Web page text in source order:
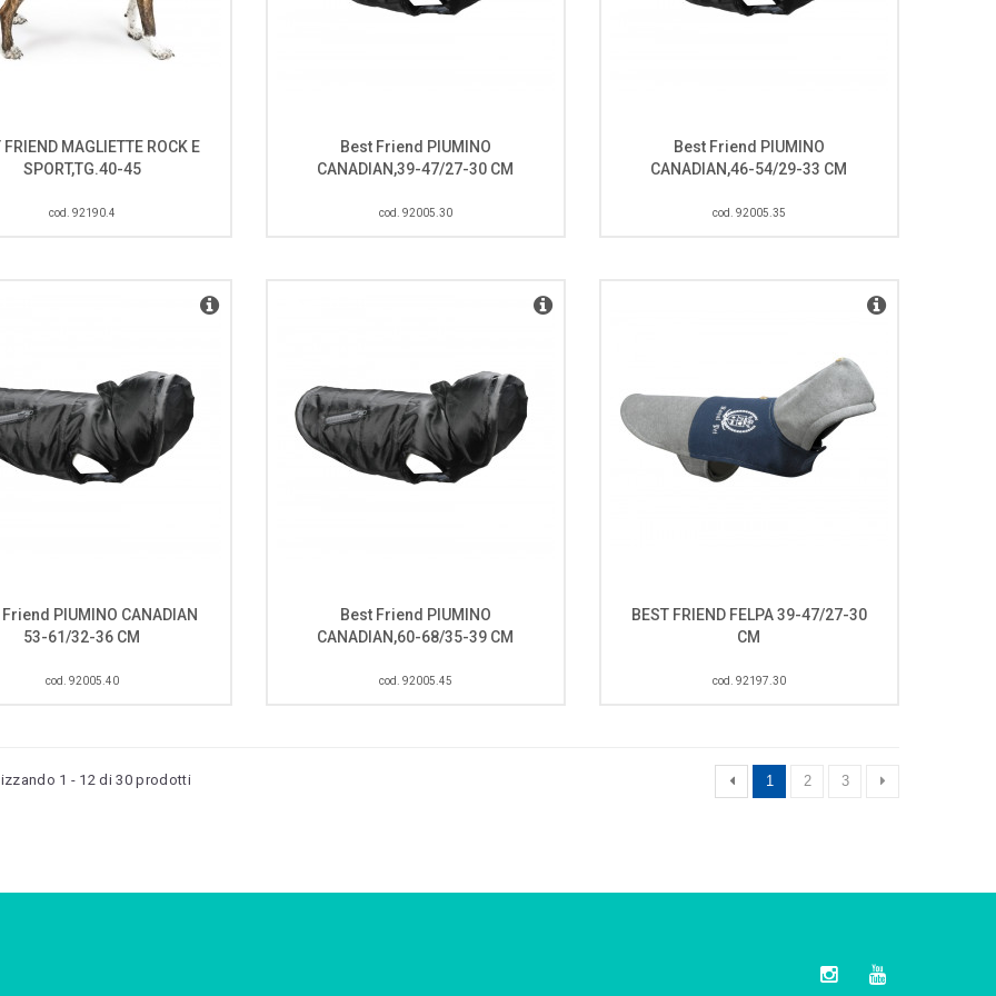
FRIEND MAGLIETTE ROCK E
SPORT,TG.40-45
cod. 92190.4
Best Friend PIUMINO
CANADIAN,39-47/27-30 CM
cod. 92005.30
Best Friend PIUMINO
CANADIAN,46-54/29-33 CM
cod. 92005.35
PIUMINO CANADIAN
53-61/32-36 CM
cod. 92005.40
Best Friend PIUMINO
CANADIAN,60-68/35-39 CM
cod. 92005.45
BEST FRIEND FELPA 39-47/27-30
CM
cod. 92197.30
1 2 3
1 - 12 di 30 prodotti